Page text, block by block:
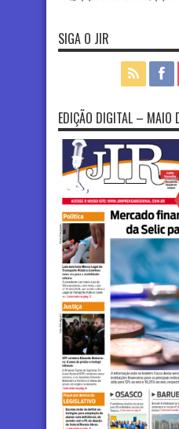
SIGA O JIR
EDIÇÃO DIGITAL – MAIO